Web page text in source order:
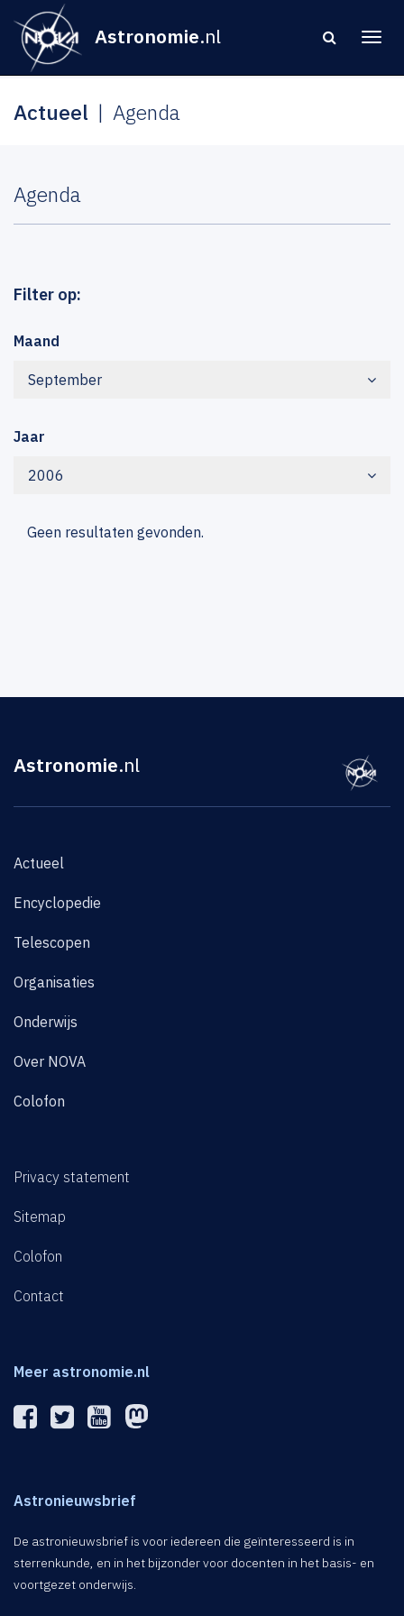
Astronomie.nl
Actueel Agenda
Agenda
Filter op:
Maand
September
Jaar
2006
Geen resultaten gevonden.
Astronomie.nl
Actueel
Encyclopedie
Telescopen
Organisaties
Onderwijs
Over NOVA
Colofon
Privacy statement
Sitemap
Colofon
Contact
Meer astronomie.nl
Astronieuwsbrief
De astronieuwsbrief is voor iedereen die geïnteresseerd is in
sterrenkunde, en in het bijzonder voor docenten in het basis- en
voortgezet onderwijs.